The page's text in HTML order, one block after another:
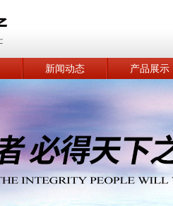
新闻动态 产品展示